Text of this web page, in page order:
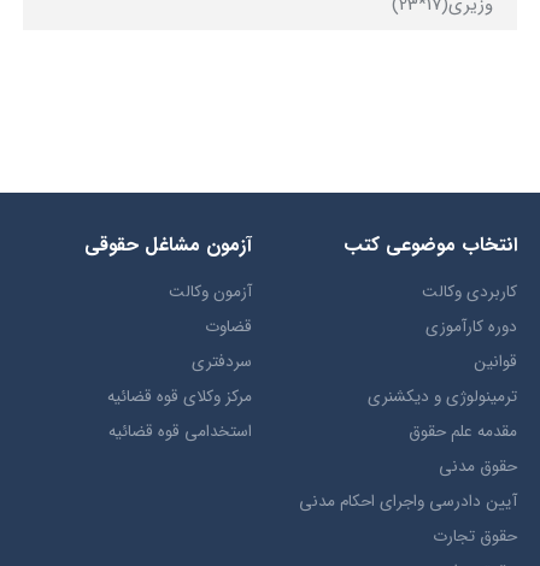
انتخاب​ موضوعي​ کتب
کاربردی وکالت
دوره کارآموزی
قوانین
ترمينولوژي و ديکشنري
مقدمه علم حقوق
حقوق مدني
آيين دادرسي ​واجراي ​احکام ​مدني
حقوق تجارت
آزمون مشاغل حقوقی
آزمون وکالت
قضاوت
سردفتری
مرکز وکلای قوه قضائیه
استخدامی قوه قضائیه